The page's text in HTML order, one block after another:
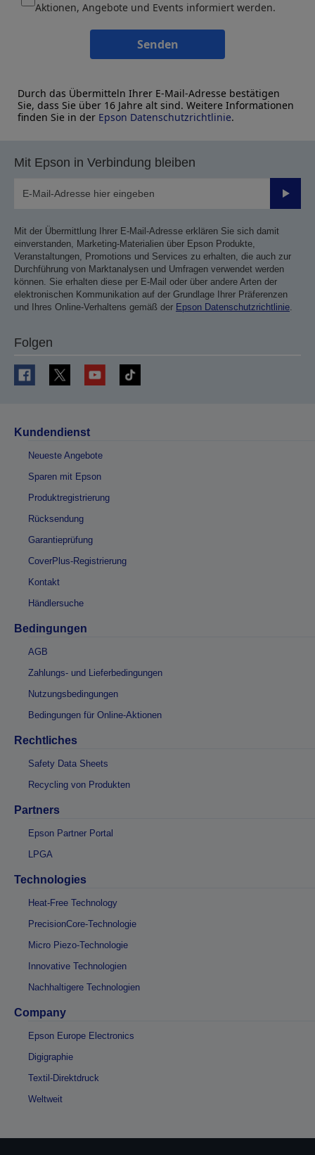
Aktionen, Angebote und Events informiert werden.
Senden
Durch das Übermitteln Ihrer E-Mail-Adresse bestätigen
Sie, dass Sie über 16 Jahre alt sind. Weitere Informationen
finden Sie in der Epson Datenschutzrichtlinie.
Mit Epson in Verbindung bleiben
Mit der Übermittlung Ihrer E-Mail-Adresse erklären Sie sich damit
einverstanden, Marketing-Materialien über Epson Produkte,
Veranstaltungen, Promotions und Services zu erhalten, die auch zur
Durchführung von Marktanalysen und Umfragen verwendet werden
können. Sie erhalten diese per E-Mail oder über andere Arten der
elektronischen Kommunikation auf der Grundlage Ihrer Präferenzen
und Ihres Online-Verhaltens gemäß der Epson Datenschutzrichtlinie.
Folgen
Kundendienst
Neueste Angebote
Sparen mit Epson
Produktregistrierung
Rücksendung
Garantieprüfung
CoverPlus-Registrierung
Kontakt
Händlersuche
Bedingungen
AGB
Zahlungs- und Lieferbedingungen
Nutzungsbedingungen
Bedingungen für Online-Aktionen
Rechtliches
Safety Data Sheets
Recycling von Produkten
Partners
Epson Partner Portal
LPGA
Technologies
Heat-Free Technology
PrecisionCore-Technologie
Micro Piezo-Technologie
Innovative Technologien
Nachhaltigere Technologien
Company
Epson Europe Electronics
Digigraphie
Textil-Direktdruck
Weltweit